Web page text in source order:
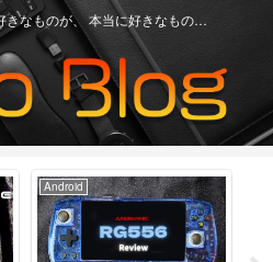
きなものが、 本当に好きなもの…
Android